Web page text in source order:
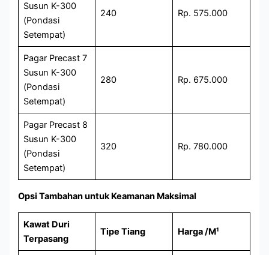
Susun K-300
(Pondasi
Setempat)
240 Rp. 575.000
Pagar Precast 7
Susun K-300
(Pondasi
Setempat)
280 Rp. 675.000
Pagar Precast 8
Susun K-300
(Pondasi
Setempat)
320 Rp. 780.000
Opsi Tambahan untuk Keamanan Maksimal
Kawat Duri
Terpasang
Tipe Tiang Harga /M¹